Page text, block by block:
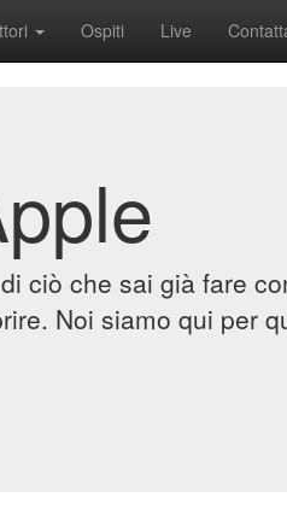
Ospiti Live
ciò che sai già fare
Noi siamo qui per